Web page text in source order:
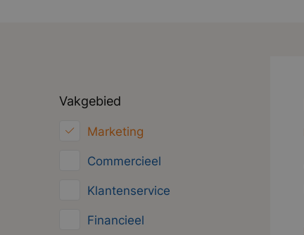
Vakgebied
Marketing
Commercieel
Klantenservice
Financieel